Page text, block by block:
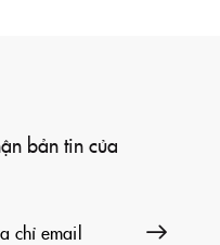
bản tin của
Đăng ký